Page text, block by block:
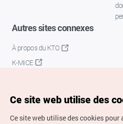
Autres sites connexes
À propos du KTO
K-MICE
Ce site web utilise des
Ce site web utilise des cookies pour